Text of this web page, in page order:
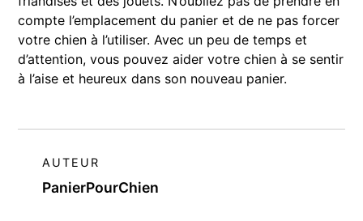
compte l’emplacement du panier et de ne pas forcer
votre chien à l’utiliser. Avec un peu de temps et
d’attention, vous pouvez aider votre chien à se sentir
à l’aise et heureux dans son nouveau panier.
AUTEUR
PanierPourChien